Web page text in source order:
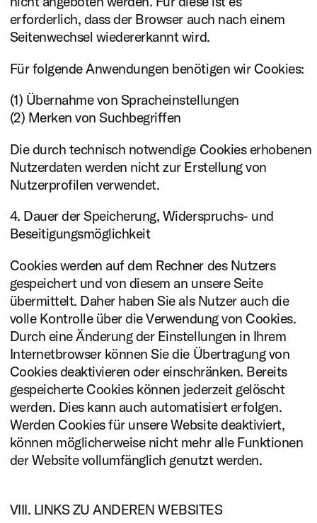
erforderlich, dass der Browser auch nach einem
Seitenwechsel wiedererkannt wird.
Für folgende Anwendungen benötigen wir Cookies:
(1) Übernahme von Spracheinstellungen
(2) Merken von Suchbegriffen
Die durch technisch notwendige Cookies erhobenen
Nutzerdaten werden nicht zur Erstellung von
Nutzerprofilen verwendet.
4. Dauer der Speicherung, Widerspruchs- und
Beseitigungsmöglichkeit
Cookies werden auf dem Rechner des Nutzers
gespeichert und von diesem an unsere Seite
übermittelt. Daher haben Sie als Nutzer auch die
volle Kontrolle über die Verwendung von Cookies.
Durch eine Änderung der Einstellungen in Ihrem
Internetbrowser können Sie die Übertragung von
Cookies deaktivieren oder einschränken. Bereits
gespeicherte Cookies können jederzeit gelöscht
werden. Dies kann auch automatisiert erfolgen.
Werden Cookies für unsere Website deaktiviert,
können möglicherweise nicht mehr alle Funktionen
der Website vollumfänglich genutzt werden.
VIII. LINKS ZU ANDEREN WEBSITES